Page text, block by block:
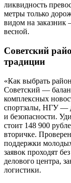
ликвидность
метры только
видом на заказник
весной.
Советский
традиции
«Как выбрать
Советский —
комплексных
спортзалы, НГУ —
и безопасности.
стоит 148 900
вторичке.
поддержки
заявок проходят
делового центра,
логистики.